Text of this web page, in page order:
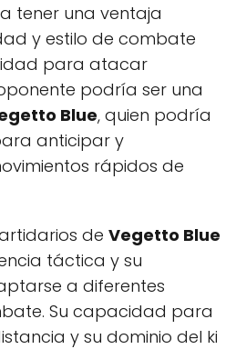
tener una ventaja
y estilo de combate
para atacar
podría ser una
Blue, quien podría
anticipar y
rápidos de
de Vegetto Blue
táctica y su
a diferentes
Su capacidad para
y su dominio del ki